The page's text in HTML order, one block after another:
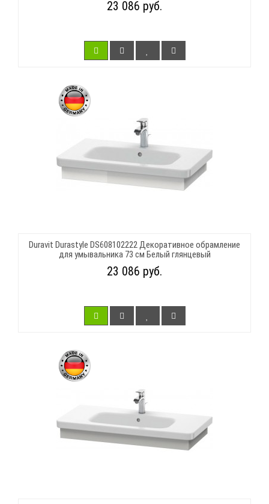
23 086 руб.
Duravit Durastyle DS608102222 Декоративное обрамление
для умывальника 73 см Белый глянцевый
23 086 руб.